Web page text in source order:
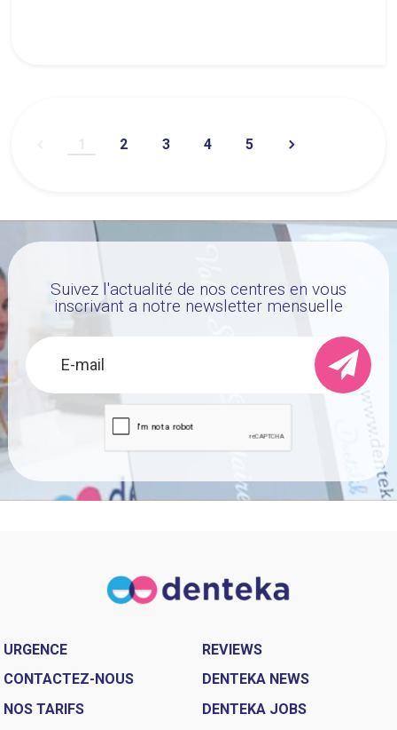
2 3 4 5
Suivez l'actualité de nos centres en vous
inscrivant a notre newsletter mensuelle
URGENCE
CONTACTEZ-NOUS
NOS TARIFS
REVIEWS
DENTEKA NEWS
DENTEKA JOBS